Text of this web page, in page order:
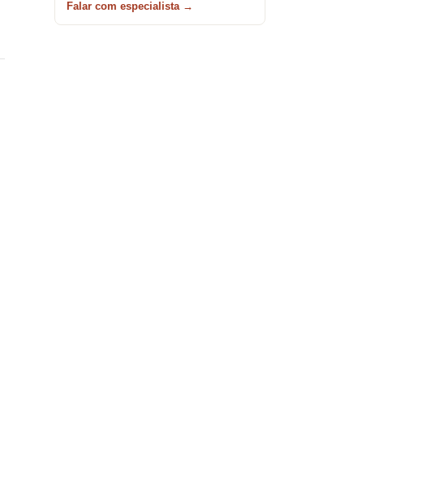
Falar com especialista →